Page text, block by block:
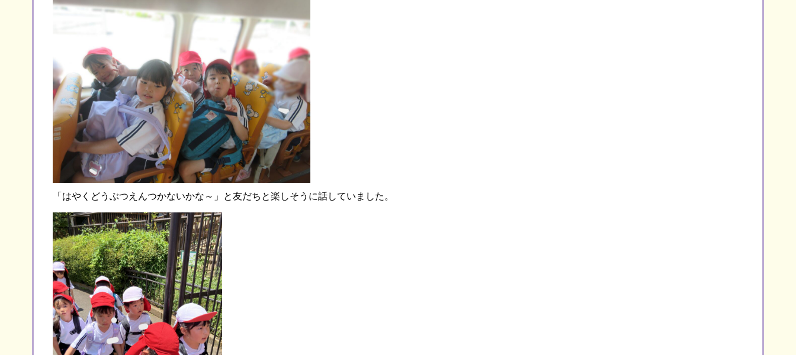
「はやくどうぶつえんつかないかな～」と友だちと楽しそうに話していました。